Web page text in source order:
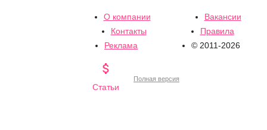
О компании
Вакансии
Контакты
Правила
Реклама
© 2011-2026

Статьи
Полная версия